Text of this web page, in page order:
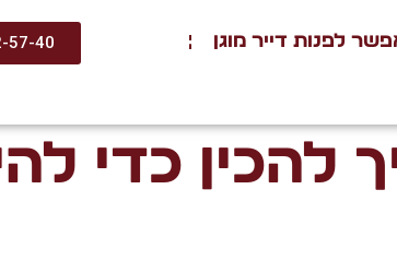
לפנות דייר מוגן 57-40
להכין כדי